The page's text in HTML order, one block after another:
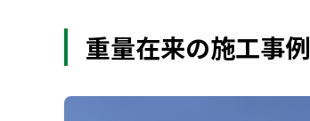
重量在来の施工事例